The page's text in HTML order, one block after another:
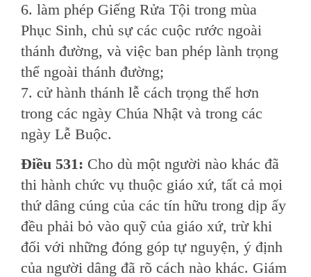
6. làm phép Giếng Rửa Tội trong mùa
Phục Sinh, chủ sự các cuộc rước ngoài
thánh đường, và việc ban phép lành trọng
thể ngoài thánh đường;
7. cử hành thánh lễ cách trọng thể hơn
trong các ngày Chúa Nhật và trong các
ngày Lễ Buộc.
Ðiều 531: Cho dù một người nào khác đã
thi hành chức vụ thuộc giáo xứ, tất cả mọi
thứ dâng cúng của các tín hữu trong dịp ấy
đều phải bỏ vào quỹ của giáo xứ, trừ khi
đối với những đóng góp tự nguyện, ý định
của người dâng đã rõ cách nào khác. Giám